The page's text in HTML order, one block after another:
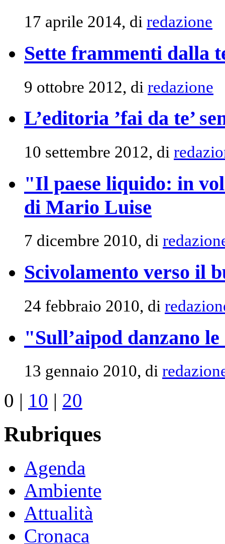
17 aprile 2014, di redazione
Sette frammenti dalla
9 ottobre 2012, di redazione
L’editoria ’fai da te’
10 settembre 2012, di
"Il paese liquido: in
di Mario Luise
7 dicembre 2010, di
Scivolamento verso il
24 febbraio 2010, di
"Sull’aipod danzano
13 gennaio 2010, di
0 | 10 | 20
Rubriques
Agenda
Ambiente
Attualità
Cronaca